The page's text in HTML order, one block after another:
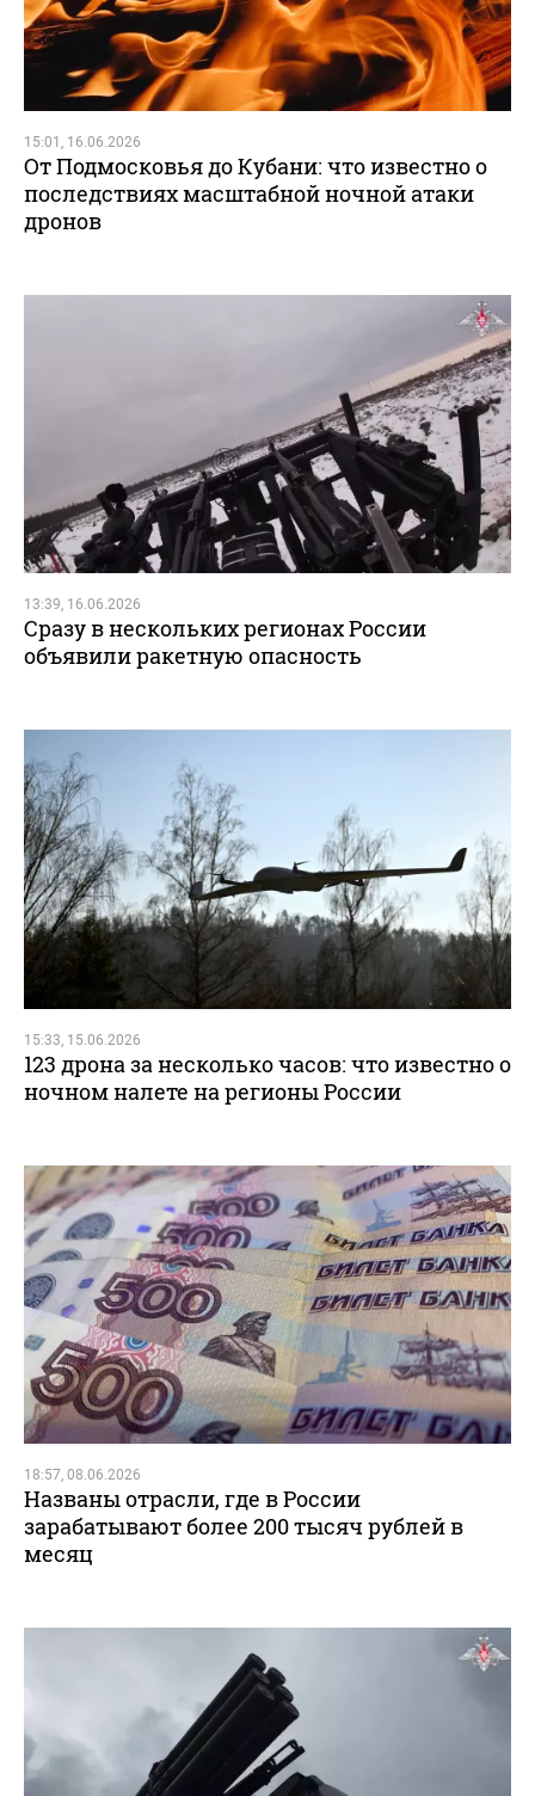
15:01, 16.06.2026
От Подмосковья до Кубани: что известно о
последствиях масштабной ночной атаки
дронов
13:39, 16.06.2026
Сразу в нескольких регионах России
объявили ракетную опасность
15:33, 15.06.2026
123 дрона за несколько часов: что известно о
ночном налете на регионы России
18:57, 08.06.2026
Названы отрасли, где в России
зарабатывают более 200 тысяч рублей в
месяц